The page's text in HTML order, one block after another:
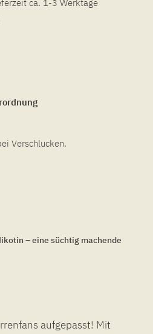
ca. 1-3 Werktage
Verschlucken.
– eine süchtig machende
aufgepasst! Mit